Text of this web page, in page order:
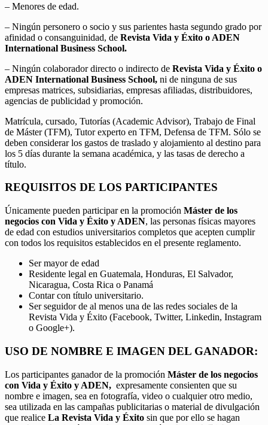
– Menores de edad.
– Ningún personero o socio y sus parientes hasta segundo grado por
afinidad o consanguinidad, de Revista Vida y Éxito o ADEN
International Business School.
– Ningún colaborador directo o indirecto de Revista Vida y Éxito o
ADEN International Business School, ni de ninguna de sus
empresas matrices, subsidiarias, empresas afiliadas, distribuidores,
agencias de publicidad y promoción.
Matrícula, cursado, Tutorías (Academic Advisor), Trabajo de Final
de Máster (TFM), Tutor experto en TFM, Defensa de TFM. Sólo se
deben considerar los gastos de traslado y alojamiento al destino para
los 5 días durante la semana académica, y las tasas de derecho a
título.
REQUISITOS DE LOS PARTICIPANTES
Únicamente pueden participar en la promoción Máster de los
negocios con Vida y Éxito y ADEN, las personas físicas mayores
de edad con estudios universitarios completos que acepten cumplir
con todos los requisitos establecidos en el presente reglamento.
Ser mayor de edad
Residente legal en Guatemala, Honduras, El Salvador,
Nicaragua, Costa Rica o Panamá
Contar con título universitario.
Ser seguidor de al menos una de las redes sociales de la
Revista Vida y Éxito (Facebook, Twitter, Linkedin, Instagram
o Google+).
USO DE NOMBRE E IMAGEN DEL GANADOR:
Los participantes ganador de la promoción Máster de los negocios
con Vida y Éxito y ADEN, expresamente consienten que su
nombre e imagen, sea en fotografía, video o cualquier otro medio,
sea utilizada en las campañas publicitarias o material de divulgación
que realice La Revista Vida y Éxito sin que por ello se hagan